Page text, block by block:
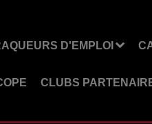
D'EMPLOI
CLUBS